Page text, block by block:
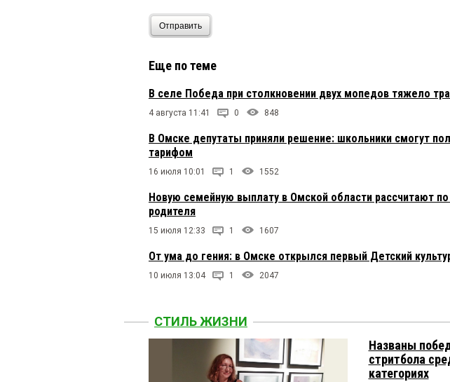
Отправить
Еще по теме
В селе Победа при столкновении двух мопедов тяжело
4 августа 11:41 0 848
В Омске депутаты приняли решение: школьники смогут
тарифом
16 июля 10:01 1 1552
Новую семейную выплату в Омской области рассчитают
родителя
15 июля 12:33 1 1607
От ума до гения: в Омске открылся первый Детский
10 июля 13:04 1 2047
СТИЛЬ ЖИЗНИ
Названы
стритбола
категориях